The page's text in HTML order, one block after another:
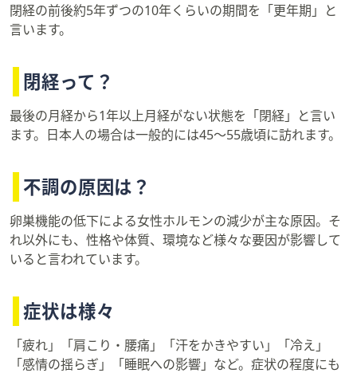
閉経の前後約5年ずつの10年くらいの期間を「更年期」と
言います。
閉経って？
最後の月経から1年以上月経がない状態を「閉経」と言い
ます。日本人の場合は一般的には45～55歳頃に訪れます。
不調の原因は？
卵巣機能の低下による女性ホルモンの減少が主な原因。そ
れ以外にも、性格や体質、環境など様々な要因が影響して
いると言われています。
症状は様々
「疲れ」「肩こり・腰痛」「汗をかきやすい」「冷え」
「感情の揺らぎ」「睡眠への影響」など。症状の程度にも